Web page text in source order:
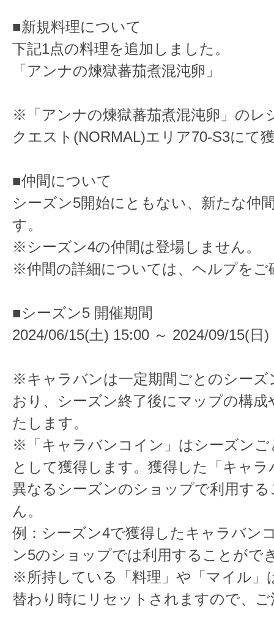
■新規料理について
下記1点の料理を追加しました。
「アンナの煉獄蕃茄煮混沌卵」
※「アンナの煉獄蕃茄煮混沌卵」のレ
クエスト(NORMAL)エリア70-S3にて
■仲間について
シーズン5開始にともない、新たな仲
す。
※シーズン4の仲間は登場しません。
※仲間の詳細については、ヘルプをご
■シーズン5 開催期間
2024/06/15(土) 15:00 ～ 2024/09/15(日)
※キャラバンは一定期間ごとのシーズ
おり、シーズン終了後にマップの構成
たします。
※「キャラバンコイン」はシーズンご
として獲得します。獲得した「キャ
異なるシーズンのショップで利用す
ん。
例：シーズン4で獲得したキャラバン
ン5のショップでは利用することがで
※所持している「料理」や「マイル」
替わり時にリセットされますので、